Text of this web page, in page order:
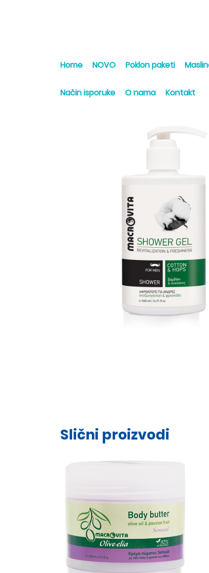
Home NOVO Poklon paketi
Način isporuke O nama Kontakt
Slični proizvodi